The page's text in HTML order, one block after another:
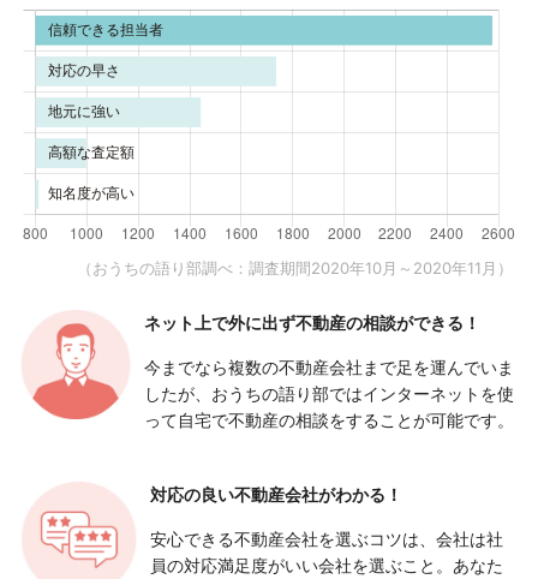
（おうちの語り部調べ：調査期間2020年10月～2020年11月）
ネット上で外に出ず不動産の相談ができる！
今までなら複数の不動産会社まで足を運んでいま
したが、おうちの語り部ではインターネットを使
って自宅で不動産の相談をすることが可能です。
対応の良い不動産会社がわかる！
安心できる不動産会社を選ぶコツは、会社は社
員の対応満足度がいい会社を選ぶこと。あなた